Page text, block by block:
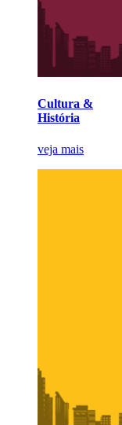
Cultura &
História
veja mais